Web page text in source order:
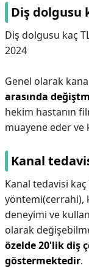
Diş dolgusu
Diş dolgusu kaç
2024
Genel olarak
arasında
hekim hastanın
muayene eder ve
Kanal
Kanal tedavisi kaç
yöntemi(cerrahi),
deneyimi ve
olarak
özelde 20'lik diş
göstermektedir.